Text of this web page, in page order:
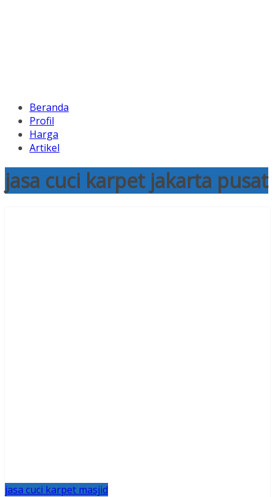
Beranda
Profil
Harga
Artikel
jasa cuci karpet jakarta pusat
jasa cuci karpet masjid